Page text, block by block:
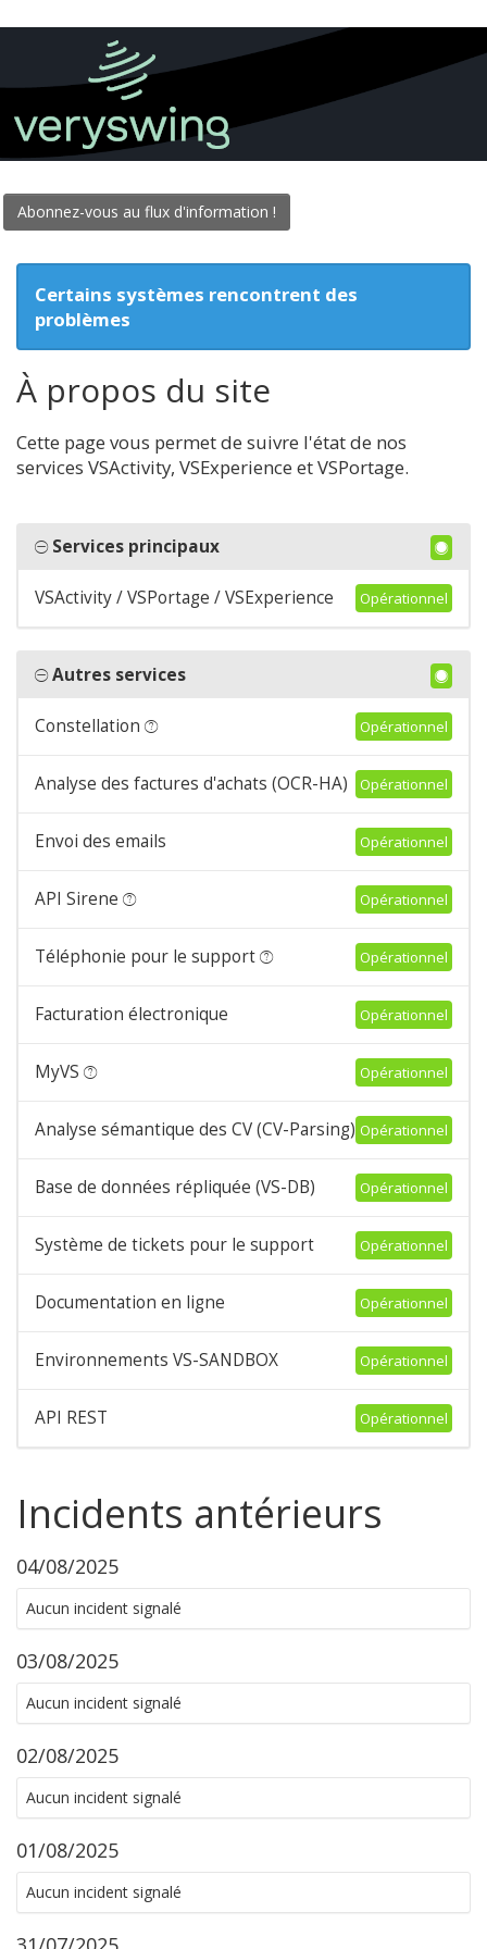
Abonnez-vous au flux d'information !
Certains systèmes rencontrent des
problèmes
À propos du site
Cette page vous permet de suivre l'état de nos
services VSActivity, VSExperience et VSPortage.
Services principaux
VSActivity / VSPortage / VSExperience Opérationnel
Autres services
Constellation Opérationnel
Analyse des factures d'achats (OCR-HA) Opérationnel
Envoi des emails Opérationnel
API Sirene Opérationnel
Téléphonie pour le support Opérationnel
Facturation électronique Opérationnel
MyVS Opérationnel
Analyse sémantique des CV (CV-Parsing) Opérationnel
Base de données répliquée (VS-DB) Opérationnel
Système de tickets pour le support Opérationnel
Documentation en ligne Opérationnel
Environnements VS-SANDBOX Opérationnel
API REST Opérationnel
Incidents antérieurs
04/08/2025
Aucun incident signalé
03/08/2025
Aucun incident signalé
02/08/2025
Aucun incident signalé
01/08/2025
Aucun incident signalé